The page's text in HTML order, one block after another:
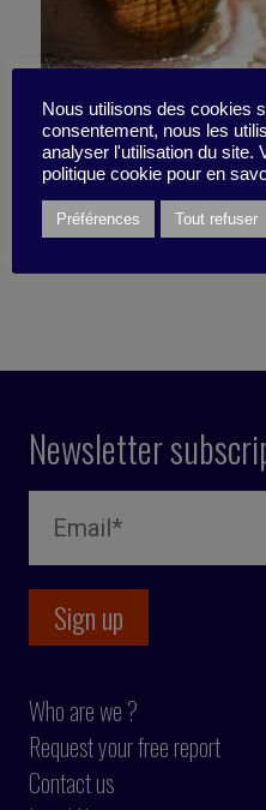
Clear your
17 April 2023
Newsletter
Who are we ?
Request your free report
Contact us
Nous utilisons des cookies
consentement, nous les
analyser l'utilisation du site.
politique cookie pour en
Préférences Tout refuser